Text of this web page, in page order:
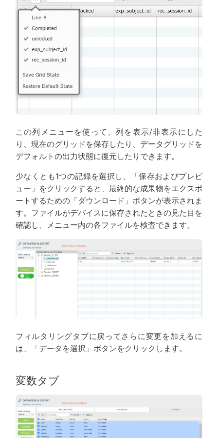
この列メニューを使って、列を表示/非表示にした
り、現在のグリッドを保存したり、データグリッドを
デフォルトの出力状態に復元したりできます。
少なくとも1つの記録を選択し、「保存およびプレビ
ュー」をクリックすると、最終的な成果物をエクスポ
ートするための「ダウンロード」ボタンが表示されま
す。ファイルがデバイスに保存されたときの見た目を
確認し、メニュー内の各ファイルを検査できます。
フィルタリングタブに戻ってさらに変更を加えるに
は、「データを選択」ボタンをクリックします。
変数タブ